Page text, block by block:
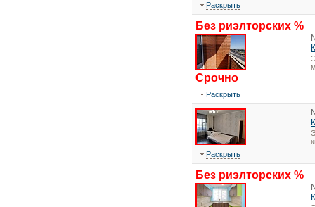
Раскрыть
Без риэлторских %
Срочно
Раскрыть
Раскрыть
Без риэлторских %